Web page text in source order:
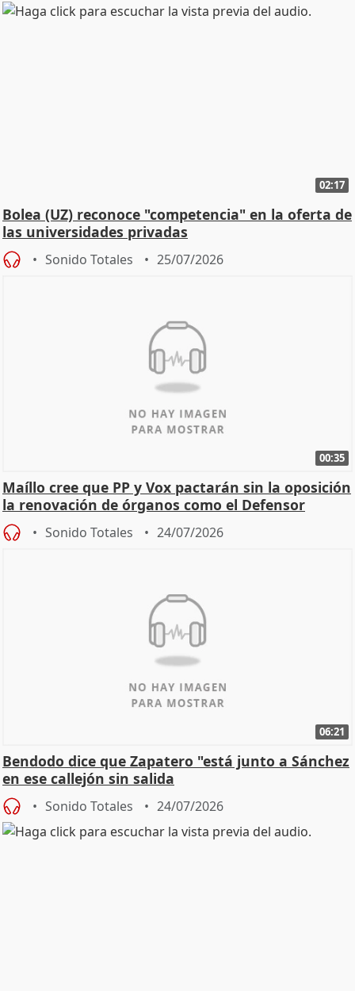
02:17
Bolea (UZ) reconoce "competencia" en la oferta de
las universidades privadas
Sonido Totales 25/07/2026
00:35
Maíllo cree que PP y Vox pactarán sin la oposición
la renovación de órganos como el Defensor
Sonido Totales 24/07/2026
06:21
Bendodo dice que Zapatero "está junto a Sánchez
en ese callejón sin salida
Sonido Totales 24/07/2026